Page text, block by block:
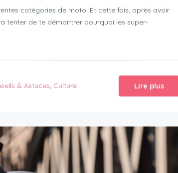
catégories de moto. Et cette fois, après avoir
tenter de te démontrer pourquoi les super-
& Astuces, Culture Lire plus